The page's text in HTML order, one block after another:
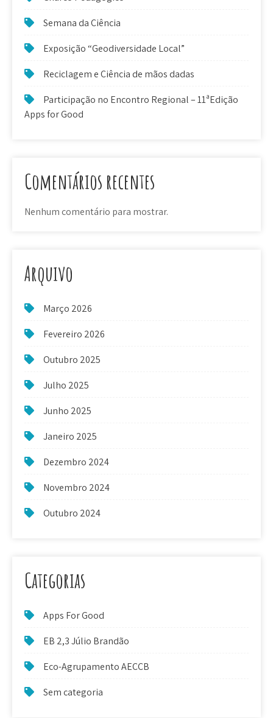
Semana da Ciência
Exposição “Geodiversidade Local”
Reciclagem e Ciência de mãos dadas
Participação no Encontro Regional – 11ªEdição
Apps for Good
Comentários recentes
Nenhum comentário para mostrar.
Arquivo
Março 2026
Fevereiro 2026
Outubro 2025
Julho 2025
Junho 2025
Janeiro 2025
Dezembro 2024
Novembro 2024
Outubro 2024
Categorias
Apps For Good
EB 2,3 Júlio Brandão
Eco-Agrupamento AECCB
Sem categoria